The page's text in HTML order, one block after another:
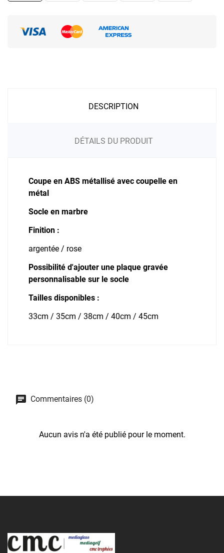
DESCRIPTION
DÉTAILS DU PRODUIT
Coupe en ABS métallisé avec coupelle en
métal
Socle en marbre
Finition :
argentée / rose
Possibilité d'ajouter une plaque gravée
personnalisable sur le socle
Tailles disponibles :
33cm / 35cm / 38cm / 40cm / 45cm
Commentaires (0)
Aucun avis n'a été publié pour le moment.